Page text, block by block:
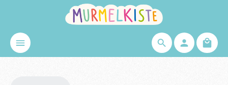
Zum Hauptinhalt springen